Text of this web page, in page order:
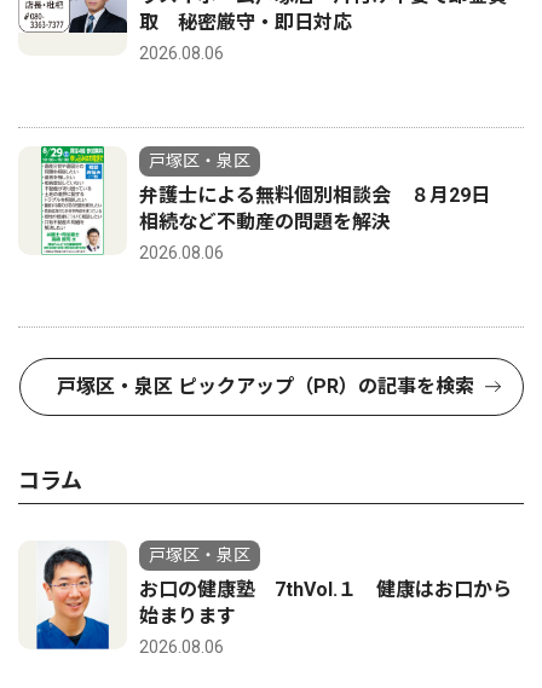
取 秘密厳守・即日対応
2026.08.06
戸塚区・泉区
弁護士による無料個別相談会 ８月29日
相続など不動産の問題を解決
2026.08.06
戸塚区・泉区 ピックアップ（PR）の記事を検索
コラム
戸塚区・泉区
お口の健康塾 7thVol.１ 健康はお口から
始まります
2026.08.06